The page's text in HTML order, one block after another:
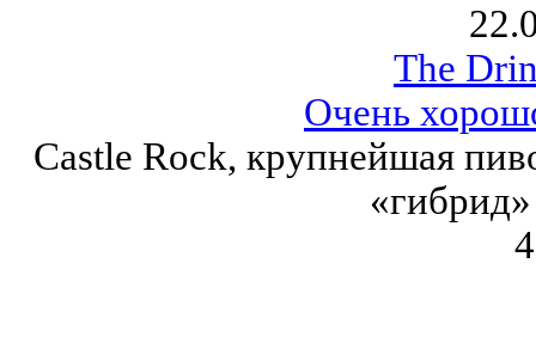
The
Очень
Castle Rock, крупнейшая